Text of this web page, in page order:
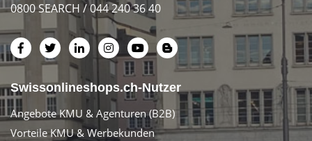
0800 SEARCH / 044 240 36 40
Swissonlineshops.ch-Nutzer
Angebote KMU & Agenturen (B2B)
Vorteile KMU & Werbekunden